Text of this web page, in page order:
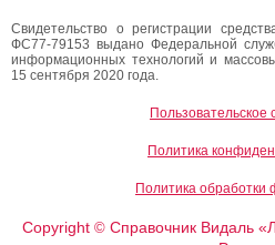
Свидетельство о регистрации
ФС77-79153 выдано Федеральной
информационных технологий и
15 сентября 2020 года.
Пользовательское
Политика
Политика обработки
Copyright ©Справочник Видаль